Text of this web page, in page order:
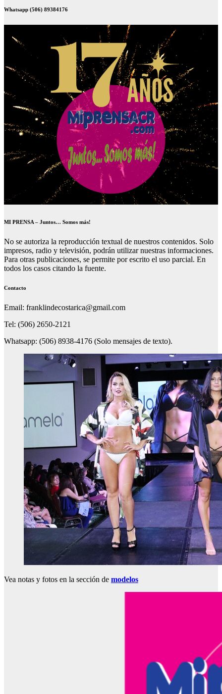
Whatsapp (506) 89384176
MI PRENSA – Juntos… Somos más!
No se autoriza la reproducción textual de nuestros contenidos. Solo
impresos, radio y televisión, podrán utilizar nuestras informaciones.
Para otras publicaciones, se permite por escrito el uso parcial. En
todos los casos citando la fuente.
Contacto
Email: franklindecostarica@gmail.com
Tel: (506) 2650-2121
Whatsapp: (506) 8938-4176 (Solo mensajes de texto).
Vea notas y fotos en la sección de modelos